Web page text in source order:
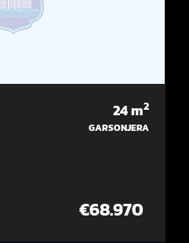
24m2
GARSONJERA
€68.970